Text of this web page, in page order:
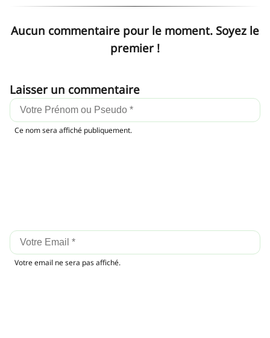
Aucun commentaire pour le moment. Soyez le
premier !
Laisser un commentaire
Ce nom sera affiché publiquement.
Votre email ne sera pas affiché.